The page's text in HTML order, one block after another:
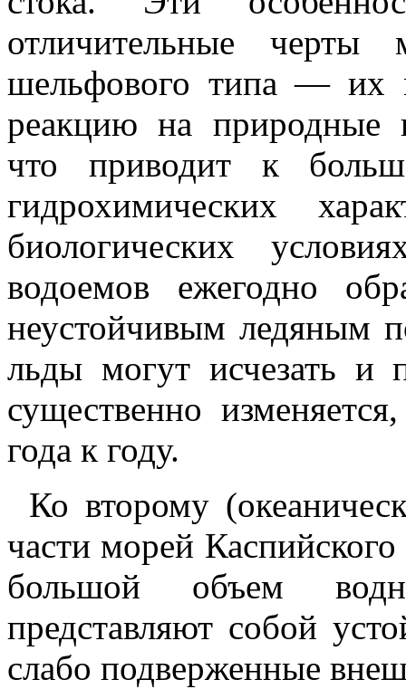
отличительные черты
шельфового типа — их
реакцию на природные
что приводит к
гидрохимических
биологических
водоемов ежегодно
неустойчивым ледяным
льды могут исчезать и
существенно
года к году.
Ко второму
части морей
большой объем
представляют собой
слабо подверженные